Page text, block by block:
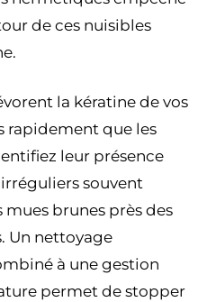
de ces nuisibles
la kératine de vos
rapidement que les
leur présence
souvent
brunes près des
Un nettoyage
à une gestion
permet de stopper